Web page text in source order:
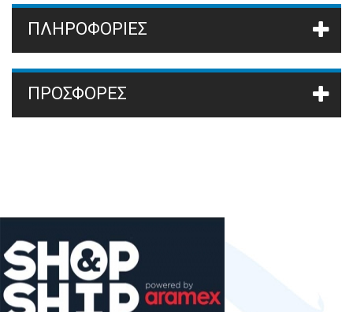
ΠΛΗΡΟΦΟΡΙΕΣ
ΠΡΟΣΦΟΡΈΣ